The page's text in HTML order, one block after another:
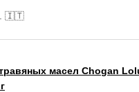
🇮🇹
масел Chogan